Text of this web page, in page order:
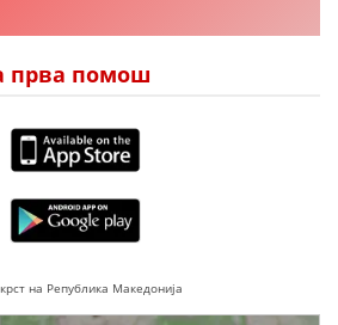
прва помош
на Република Македонија